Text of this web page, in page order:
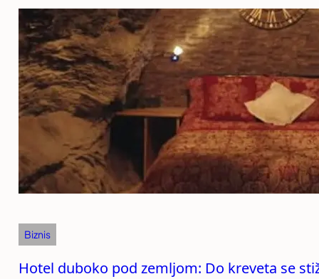
Biznis
Hotel duboko pod zemljom: Do kreveta se